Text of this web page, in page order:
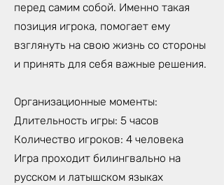
перед самим собой. Именно такая
позиция игрока, помогает ему
взглянуть на свою жизнь со стороны
и принять для себя важные решения.
Организационные моменты:
Длительность игры: 5 часов
Количество игроков: 4 человека
Игра проходит билингвально на
русском и латышском языках